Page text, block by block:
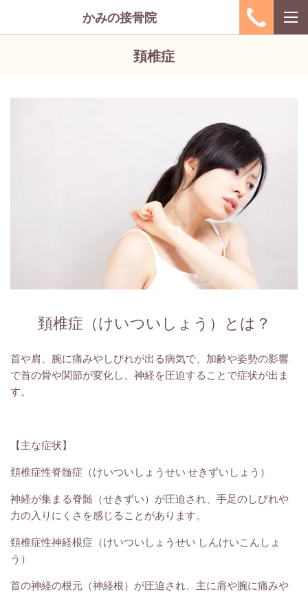
かみの接骨院
頚椎症
頚椎症（けいついしょう）とは？
首や肩、腕に痛みやしびれが出る病気で、加齢や姿勢の影響
で首の骨や関節が変化し、神経を圧迫することで症状が出ま
す。
【主な症状】
頚椎症性脊髄症（けいついしょうせい せきずいしょう）
神経が集まる脊髄（せきずい）が圧迫され、手足のしびれや
力の入りにくさを感じることがあります。
頚椎症性神経根症（けいついしょうせい しんけいこんしょ
う）
首の神経の根元（神経根）が圧迫され、主に肩や腕に痛みや